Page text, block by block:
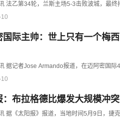
法乙第34轮，兰斯主场5-3击败波城，最
国际主帅：世上只有一个梅
据记者Jose Armando报道，在迈阿密国际
：布拉格德比爆发大规模冲
维亚对阵斯